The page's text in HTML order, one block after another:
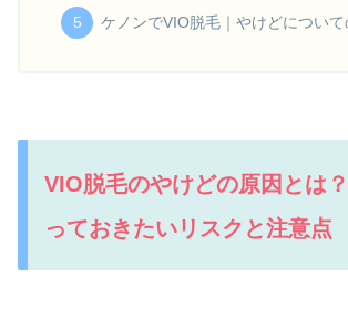
ケノンでVIO脱毛｜やけどについて
VIO脱毛のやけどの原因とは
っておきたいリスクと注意点